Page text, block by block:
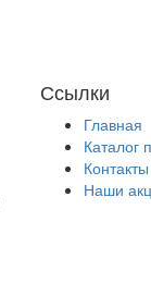
Ссылки
Главная
Каталог
Контакты
Наши